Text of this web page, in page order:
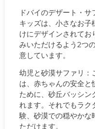
ドバイのデザート・サ
キッズは、小さなお子
けにデザインされてお
みいただけるよう2つ
意しています。
幼児と砂漠サファリ：
は、赤ちゃんの安全と
ために、砂丘バッシン
れます。それでもラク
験、砂漠での穏やかな
ただけます。